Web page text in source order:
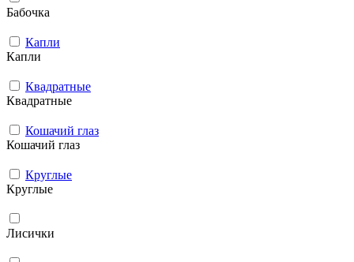
Бабочка
Капли
Капли
Квадратные
Квадратные
Кошачий глаз
Кошачий глаз
Круглые
Круглые
Лисички